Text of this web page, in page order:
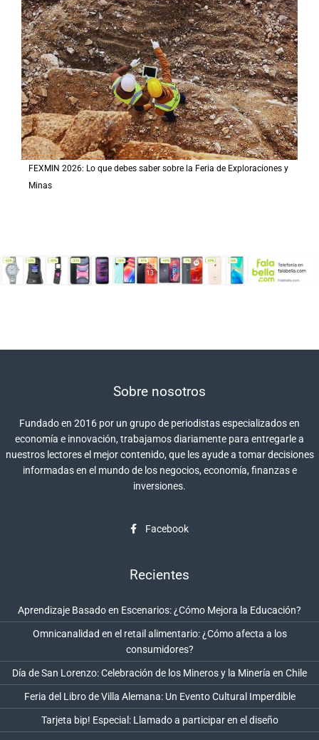
FEXMIN 2026: Lo que debes saber sobre la Feria de Exploraciones y
Minas
Sobre nosotros
Fundado en 2016 por un grupo de periodistas especializados en
economía e innovación, trabajamos diariamente para entregarle a
nuestros lectores el mejor contenido, que les ayude a tomar decisiones
informadas en el mundo de los negocios, economía, finanzas e
inversiones.
Facebook
Recientes
Aprendizaje Basado en Escenarios: ¿Cómo Mejora la Educación?
Omnicanalidad en el retail alimentario: ¿Cómo afecta a los
consumidores?
Día de San Lorenzo: Celebración de los Mineros y la Minería en Chile
Feria del Libro de Villa Alemana: Un Evento Cultural Imperdible
Tarjeta bip! Especial: Llamado a participar en el diseño